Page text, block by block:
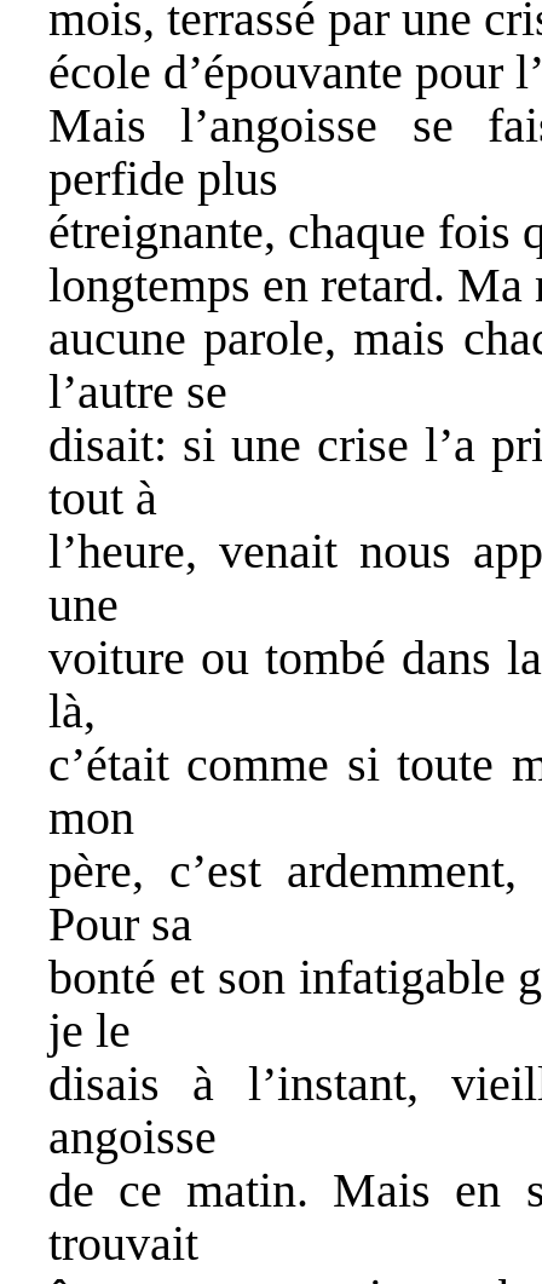
mois, terrassé par une
école d’épouvante pour
Mais l’angoisse se
perfide plus
étreignante, chaque fois
longtemps en retard. Ma
aucune parole, mais
l’autre se
disait: si une crise l’a
tout à
l’heure, venait nous
une
voiture ou tombé dans
là,
c’était comme si toute
mon
père, c’est
Pour sa
bonté et son infatigable
je le
disais à l’instant,
angoisse
de ce matin. Mais en
trouvait